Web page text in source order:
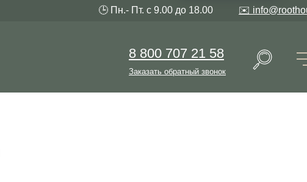
✉️
🕒 Пн.- Пт. с 9.00 до 18.00
8 800 707 21 58
Заказать обратный звонок